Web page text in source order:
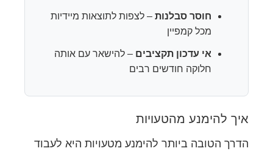
חוסר סבלנות – לצפות לתוצאות מיידיות
מכל קמפיין
אי עדכון תקציבים – להישאר עם אותה
חלוקה חודשים רבים
איך להימנע מהטעויות
הדרך הטובה ביותר להימנע מטעויות היא לעבוד